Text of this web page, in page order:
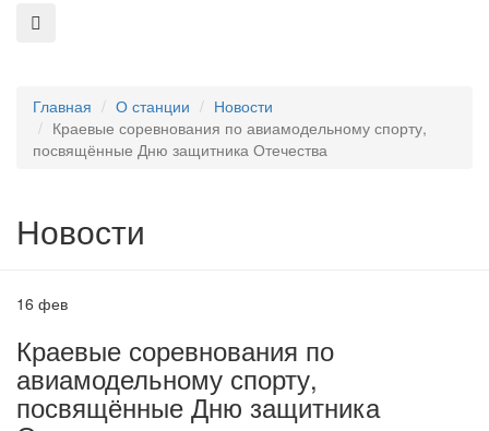
Главная О станции
Новости
Краевые соревнования по авиамодельному спорту,
посвящённые Дню защитника Отечества
Новости
16 фев
Краевые соревнования по
авиамодельному спорту,
посвящённые Дню защитника